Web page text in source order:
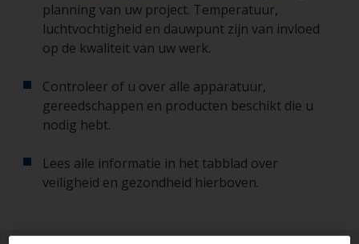
planning van uw project. Temperatuur,
luchtvochtigheid en dauwpunt zijn van invloed
op de kwaliteit van uw werk.
Controleer of u over alle apparatuur,
gereedschappen en producten beschikt die u
nodig hebt.
Lees alle informatie in het tabblad over
veiligheid en gezondheid hierboven.